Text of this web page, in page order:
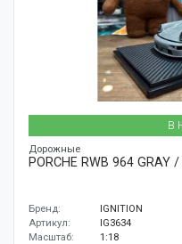
В
Дорожные
PORCHE RWB 964
Бренд:
IGNITION
Артикул:
IG3634
Масштаб:
1:18